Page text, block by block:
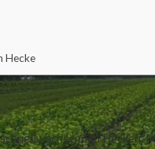
Hecke
Hecken.